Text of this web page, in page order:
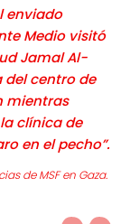
enviado
Medio visitó
Jamal Al-
del centro de
mientras
clínica de
en el pecho”.
de MSF en Gaza.